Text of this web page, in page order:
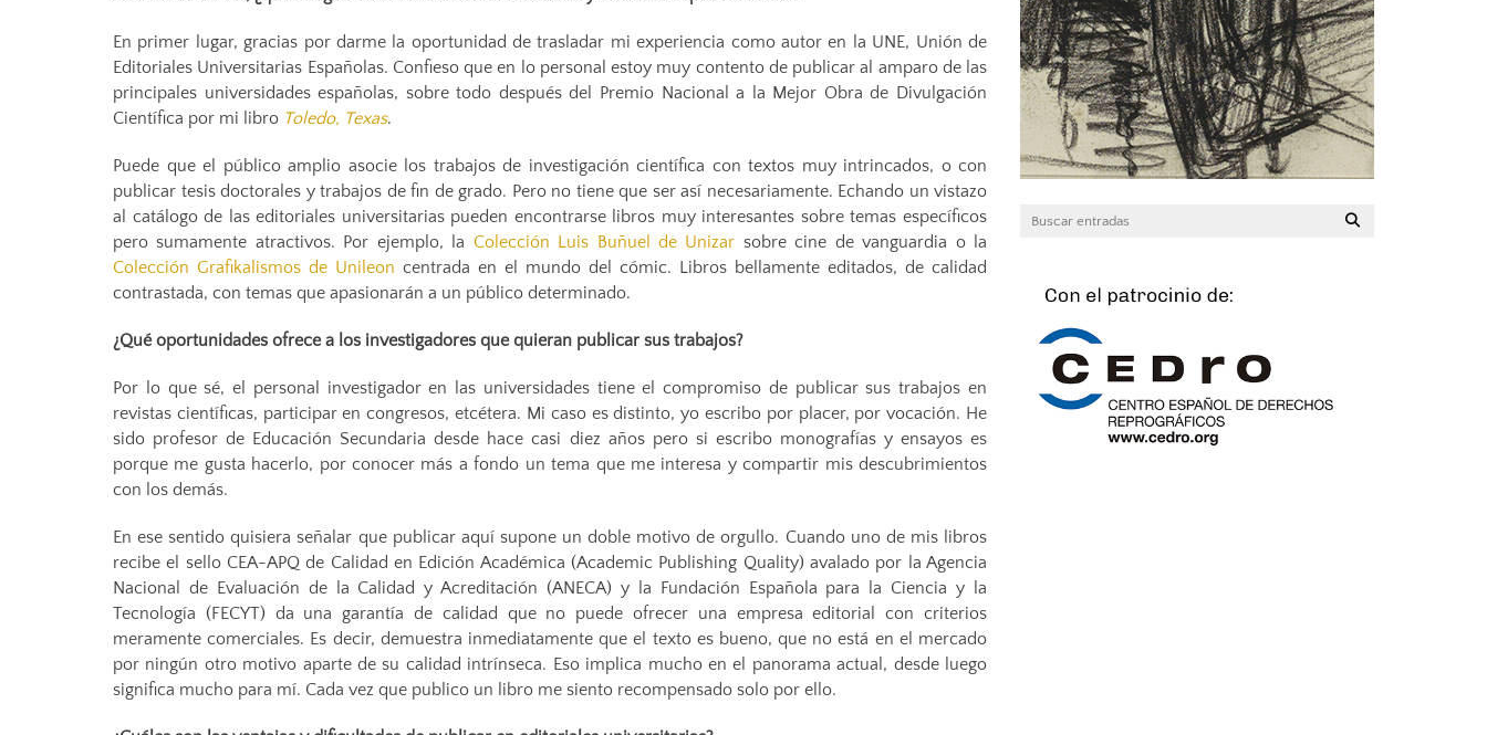
En primer lugar, gracias por darme la oportunidad de trasladar mi experiencia como autor en la UNE, Unión de
Editoriales Universitarias Españolas. Confieso que en lo personal estoy muy contento de publicar al amparo de las
principales universidades españolas, sobre todo después del Premio Nacional a la Mejor Obra de Divulgación
Científica por mi libro Toledo, Texas.
Puede que el público amplio asocie los trabajos de investigación científica con textos muy intrincados, o con
publicar tesis doctorales y trabajos de fin de grado. Pero no tiene que ser así necesariamente. Echando un vistazo
al catálogo de las editoriales universitarias pueden encontrarse libros muy interesantes sobre temas específicos
pero sumamente atractivos. Por ejemplo, la Colección Luis Buñuel de Unizar sobre cine de vanguardia o la
Colección Grafikalismos de Unileon centrada en el mundo del cómic. Libros bellamente editados, de calidad
contrastada, con temas que apasionarán a un público determinado.
¿Qué oportunidades ofrece a los investigadores que quieran publicar sus trabajos?
Por lo que sé, el personal investigador en las universidades tiene el compromiso de publicar sus trabajos en
revistas científicas, participar en congresos, etcétera. Mi caso es distinto, yo escribo por placer, por vocación. He
sido profesor de Educación Secundaria desde hace casi diez años pero si escribo monografías y ensayos es
porque me gusta hacerlo, por conocer más a fondo un tema que me interesa y compartir mis descubrimientos
con los demás.
En ese sentido quisiera señalar que publicar aquí supone un doble motivo de orgullo. Cuando uno de mis libros
recibe el sello CEA-APQ de Calidad en Edición Académica (Academic Publishing Quality) avalado por la Agencia
Nacional de Evaluación de la Calidad y Acreditación (ANECA) y la Fundación Española para la Ciencia y la
Tecnología (FECYT) da una garantía de calidad que no puede ofrecer una empresa editorial con criterios
meramente comerciales. Es decir, demuestra inmediatamente que el texto es bueno, que no está en el mercado
por ningún otro motivo aparte de su calidad intrínseca. Eso implica mucho en el panorama actual, desde luego
significa mucho para mí. Cada vez que publico un libro me siento recompensado solo por ello.